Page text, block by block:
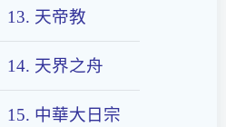
13. 天帝教
14. 天界之舟
15. 中華大日宗